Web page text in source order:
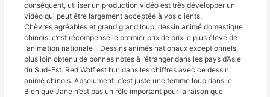
conséquent, utiliser un production vidéo est très développer un
vidéo qui peut être largement acceptée à vos clients.
Chèvres agréables et grand grand loup, dessin animé domestique
chinois, c’est récompensé le premier prix de prix le plus élevé de
l’animation nationale – Dessins animés nationaux exceptionnels
plus loin obtenu de bonnes notes à l’étranger dans les pays d’Asie
du Sud-Est. Red Wolf est l’un dans les chiffres avec ce dessin
animé chinois. Absolument, c’est juste une femme loup dans le.
Bien que Jane n’est pas un rôle important pour la raison que